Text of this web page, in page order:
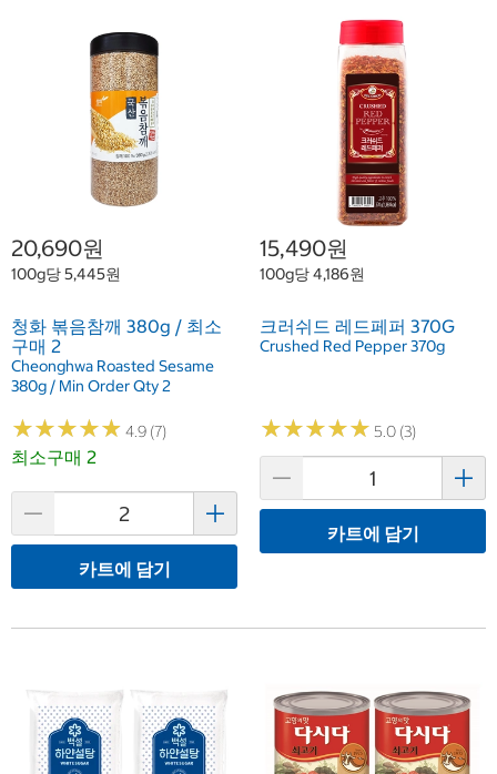
20,690원
100g당 5,445원
청화 볶음참깨 380g / 최소
구매 2
Cheonghwa Roasted Sesame
380g / Min Order Qty 2
★★★★★
★★★★★ 4.9 (7)
최소구매 2
카트에 담기
15,490원
100g당 4,186원
크러쉬드 레드페퍼 370G
Crushed Red Pepper 370g
★★★★★
★★★★★ 5.0 (3)
카트에 담기